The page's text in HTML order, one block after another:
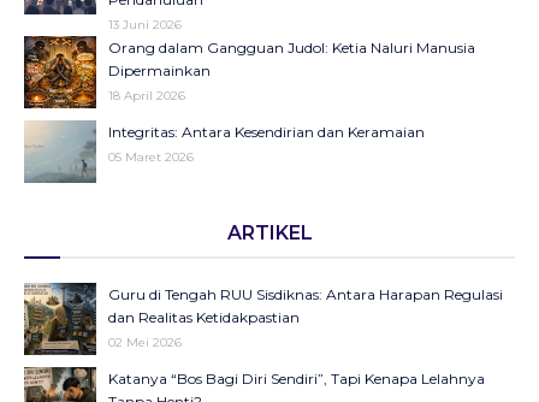
13 Juni 2026
Orang dalam Gangguan Judol: Ketia Naluri Manusia
Dipermainkan
18 April 2026
Integritas: Antara Kesendirian dan Keramaian
05 Maret 2026
Panggung Radio Serta Podcast sebagai Seruan Kesehatan
23 Desember 2025
Objektifikasi di Balik Fenomena Akun ‘UIN WS Cantik’ dan
Makna Strategis dan Transformasi Hari Santri Nasional
ARTIKEL
Guru di Tengah RUU Sisdiknas: Antara Harapan Regulasi
dan Realitas Ketidakpastian
02 Mei 2026
Katanya “Bos Bagi Diri Sendiri”, Tapi Kenapa Lelahnya